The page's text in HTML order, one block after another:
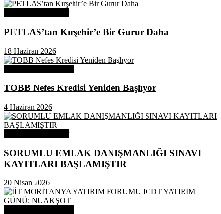
PETLAS’tan Kırşehir’e Bir Gurur Daha
18 Haziran 2026
TOBB Nefes Kredisi Yeniden Başlıyor
4 Haziran 2026
SORUMLU EMLAK DANIŞMANLIĞI SINAVI
KAYITLARI BAŞLAMIŞTIR
20 Nisan 2026